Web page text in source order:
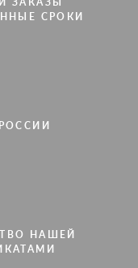
СРОКИ
НАШЕЙ